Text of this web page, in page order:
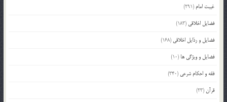
غیبت امام (291)
فضایل اخلاقی (183)
فضایل و رذایل اخلاقی (168)
فضایل و ویژگی ها (10)
فقه و احکام شرعی (340)
قرآن(23)